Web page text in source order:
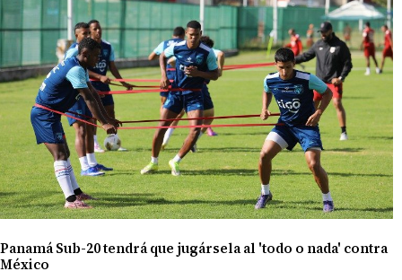
Panamá Sub-20 tendrá que jugársela al 'todo o nada' contra
México